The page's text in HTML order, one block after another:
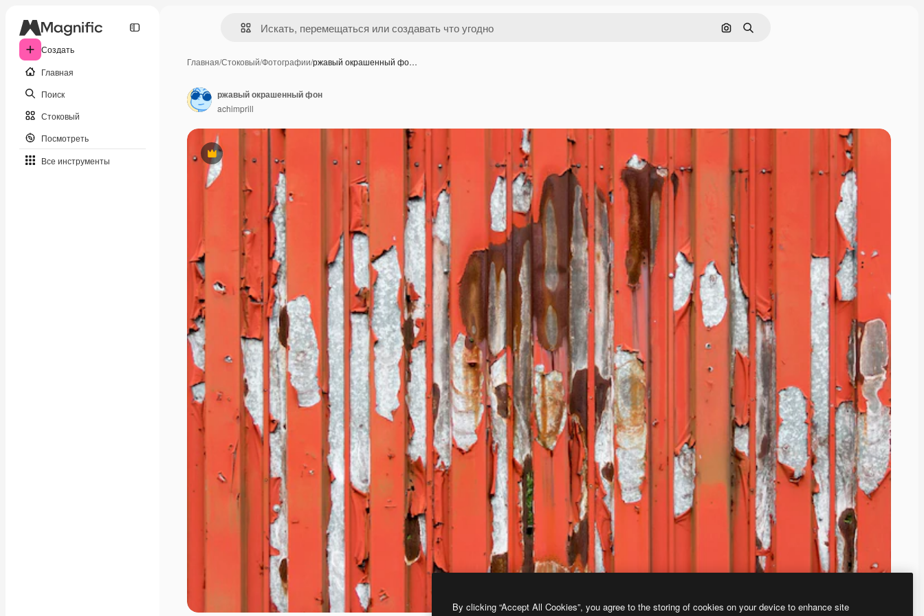
Создать
Главная
Поиск
Стоковый
Посмотреть
Все инструменты
Поиск по изображению
Поиск
Главная/Стоковый/Фотографии/ржавый окрашенный фо…
Премиум
ржавый окрашенный фон
achimprill
By clicking “Accept All Cookies”, you agree to the storing of cookies on your device to enhance site